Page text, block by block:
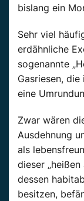
bislang ein
Sehr viel
erdähnliche
sogenannte
Gasriesen,
eine
Zwar wären
Ausdehnung
als
dieser
dessen
besitzen,